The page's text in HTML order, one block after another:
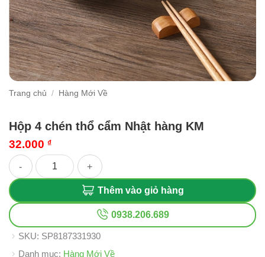
Trang chủ / Hàng Mới Về
Hộp 4 chén thổ cẩm Nhật hàng KM
32.000 ₫
Hộp 4 chén thổ cẩm Nhật hàng KM số lượng
Thêm vào giỏ hàng
0938.206.689
SKU: SP8187331930
Danh mục: Hàng Mới Về